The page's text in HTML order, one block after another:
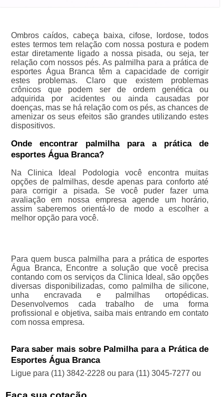
Ombros caídos, cabeça baixa, cifose, lordose, todos
estes termos tem relação com nossa postura e podem
estar diretamente ligado a nossa pisada, ou seja, ter
relação com nossos pés. As palmilha para a prática de
esportes Água Branca têm a capacidade de corrigir
estes problemas. Claro que existem problemas
crônicos que podem ser de ordem genética ou
adquirida por acidentes ou ainda causadas por
doenças, mas se há relação com os pés, as chances de
amenizar os seus efeitos são grandes utilizando estes
dispositivos.
Onde encontrar palmilha para a prática de
esportes Água Branca?
Na Clinica Ideal Podologia você encontra muitas
opções de palmilhas, desde apenas para conforto até
para corrigir a pisada. Se você puder fazer uma
avaliação em nossa empresa agende um horário,
assim saberemos orientá-lo de modo a escolher a
melhor opção para você.
Para quem busca palmilha para a prática de esportes
Água Branca, Encontre a solução que você precisa
contando com os serviços da Clinica Ideal, são opções
diversas disponibilizadas, como palmilha de silicone,
unha encravada e palmilhas ortopédicas.
Desenvolvemos cada trabalho de uma forma
profissional e objetiva, saiba mais entrando em contato
com nossa empresa.
Para saber mais sobre Palmilha para a Prática de
Esportes Água Branca
Ligue para (11) 3842-2228ou para (11) 3045-7277 ou